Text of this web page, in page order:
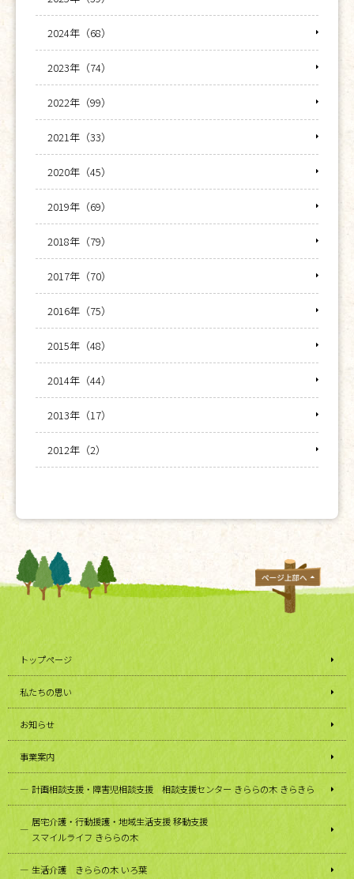
2024年（68）
2023年（74）
2022年（99）
2021年（33）
2020年（45）
2019年（69）
2018年（79）
2017年（70）
2016年（75）
2015年（48）
2014年（44）
2013年（17）
2012年（2）
トップページ
私たちの思い
お知らせ
事業案内
計画相談支援・障害児相談支援 相談支援センター きららの木 きらきら
居宅介護・行動援護・地域生活支援 移動支援
スマイルライフ きららの木
生活介護 きららの木 いろ葉